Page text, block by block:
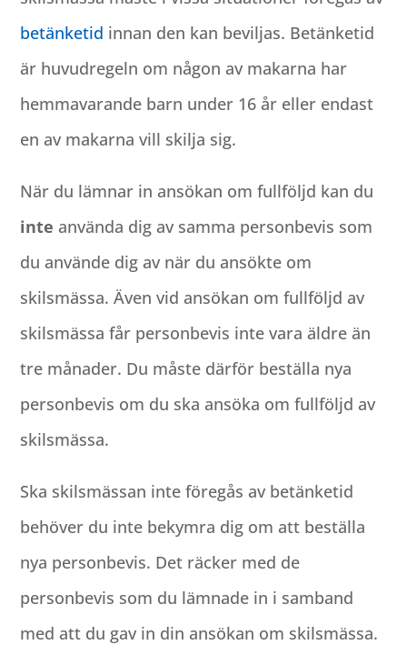
betänketid innan den kan beviljas. Betänketid
är huvudregeln om någon av makarna har
hemmavarande barn under 16 år eller endast
en av makarna vill skilja sig.
När du lämnar in ansökan om fullföljd kan du
inte använda dig av samma personbevis som
du använde dig av när du ansökte om
skilsmässa. Även vid ansökan om fullföljd av
skilsmässa får personbevis inte vara äldre än
tre månader. Du måste därför beställa nya
personbevis om du ska ansöka om fullföljd av
skilsmässa.
Ska skilsmässan inte föregås av betänketid
behöver du inte bekymra dig om att beställa
nya personbevis. Det räcker med de
personbevis som du lämnade in i samband
med att du gav in din ansökan om skilsmässa.